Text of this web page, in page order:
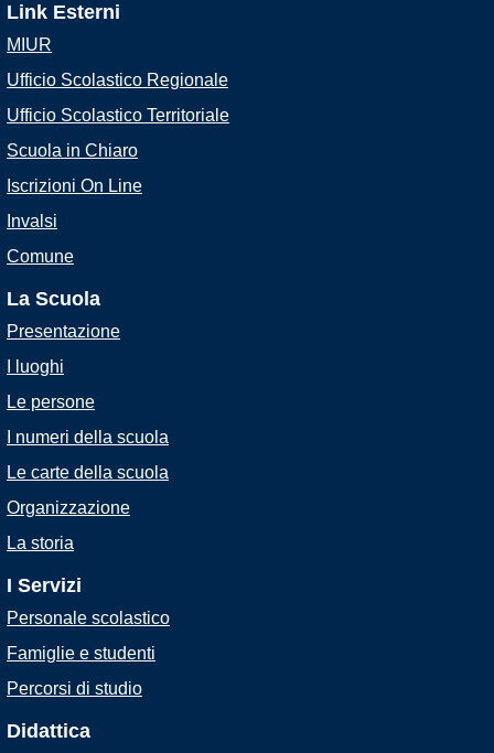
Link Esterni
MIUR
Ufficio Scolastico Regionale
Ufficio Scolastico Territoriale
Scuola in Chiaro
Iscrizioni On Line
Invalsi
Comune
La Scuola
Presentazione
I luoghi
Le persone
I numeri della scuola
Le carte della scuola
Organizzazione
La storia
I Servizi
Personale scolastico
Famiglie e studenti
Percorsi di studio
Didattica